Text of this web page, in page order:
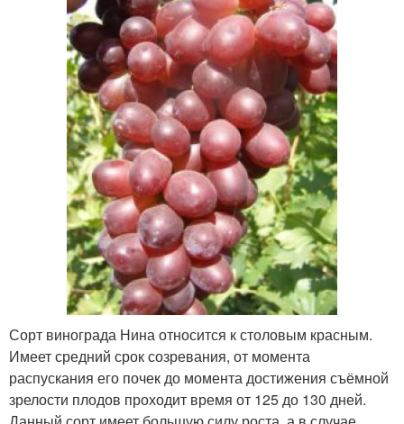
Сорт винограда Нина относится к столовым красным.
Имеет средний срок созревания, от момента
распускания его почек до момента достижения съёмной
зрелости плодов проходит время от 125 до 130 дней.